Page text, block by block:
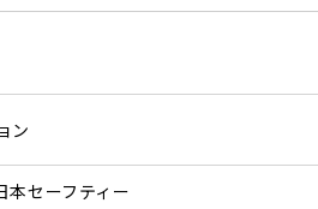
ン
本セーフティー